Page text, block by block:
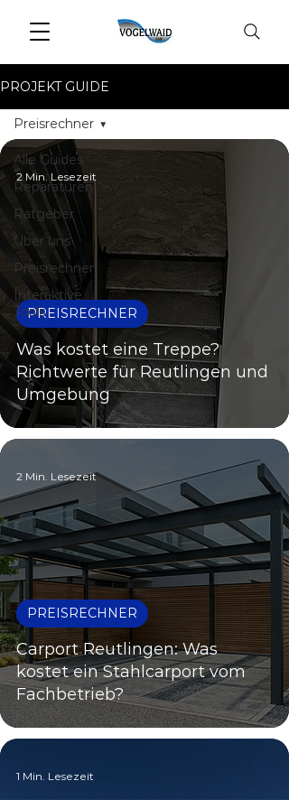
PROJEKT GUIDE
Alle Guides
Reparaturen
Ratgeber
Über uns
Preisrechner
Interaktive
Tools
Preisrechner
Was kostet eine Treppe?
Richtwerte für Reutlingen und
Umgebung
PREISRECHNER
2 Min. Lesezeit
Carport Reutlingen: Was
kostet ein Stahlcarport vom
Fachbetrieb?
PREISRECHNER
2 Min. Lesezeit
1 Min. Lesezeit